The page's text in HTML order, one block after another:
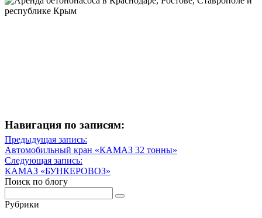
Навигация по записям:
Навигация
по
записям
Предыдущая запись:
Предыдущая
запись
Автомобильный кран «КАМАЗ 32 тонны»
Следующая запись:
Следующая
запись
КАМАЗ «БУНКЕРОВОЗ»
Поиск по блогу
Рубрики